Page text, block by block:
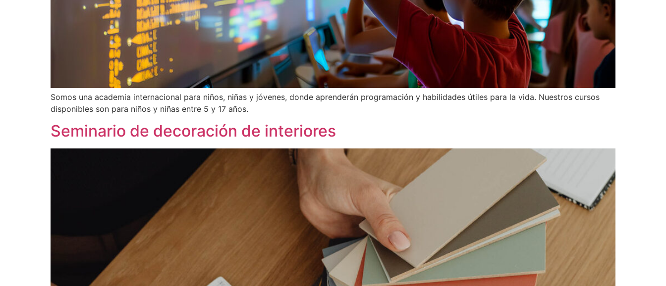
Somos una academia internacional para niños, niñas y jóvenes, donde aprenderán programación y habilidades útiles para la vida. Nuestros cursos
disponibles son para niños y niñas entre 5 y 17 años.
Seminario de decoración de interiores